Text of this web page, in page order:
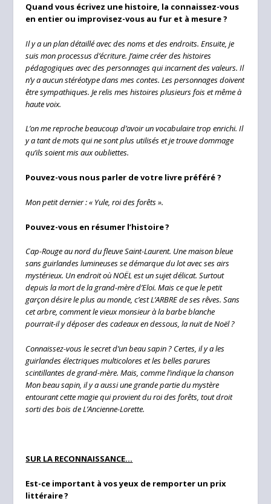
Quand vous écrivez une histoire, la connaissez-vous
en entier ou improvisez-vous au fur et à mesure ?
Il y a un plan détaillé avec des noms et des endroits. Ensuite, je
suis mon processus d’écriture. J’aime créer des histoires
pédagogiques avec des personnages qui incarnent des valeurs. Il
n’y a aucun stéréotype dans mes contes. Les personnages doivent
être sympathiques. Je relis mes histoires plusieurs fois et même à
haute voix.
L’on me reproche beaucoup d’avoir un vocabulaire trop enrichi. Il
y a tant de mots qui ne sont plus utilisés et je trouve dommage
qu’ils soient mis aux oubliettes.
Pouvez-vous nous parler de votre livre préféré ?
Mon petit dernier : « Yule, roi des forêts ».
Pouvez-vous en résumer l’histoire ?
Cap-Rouge au nord du fleuve Saint-Laurent. Une maison bleue
sans guirlandes lumineuses se démarque du lot avec ses airs
mystérieux. Un endroit où NOËL est un sujet délicat. Surtout
depuis la mort de la grand-mère d’Eloi. Mais ce que le petit
garçon désire le plus au monde, c’est L’ARBRE de ses rêves. Sans
cet arbre, comment le vieux monsieur à la barbe blanche
pourrait-il y déposer des cadeaux en dessous, la nuit de Noël ?
Connaissez-vous le secret d’un beau sapin ? Certes, il y a les
guirlandes électriques multicolores et les belles parures
scintillantes de grand-mère. Mais, comme l’indique la chanson
Mon beau sapin, il y a aussi une grande partie du mystère
entourant cette magie qui provient du roi des forêts, tout droit
sorti des bois de L’Ancienne-Lorette.
SUR LA RECONNAISSANCE…
Est-ce important à vos yeux de remporter un prix
littéraire ?